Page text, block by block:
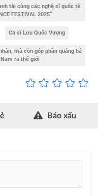
tài cùng các nghệ sĩ quốc tế
FESTIVAL 2025”
Ca sĩ Lưu Quốc Vượng
mà còn góp phần quảng bá
ra thế giới
Báo xấu